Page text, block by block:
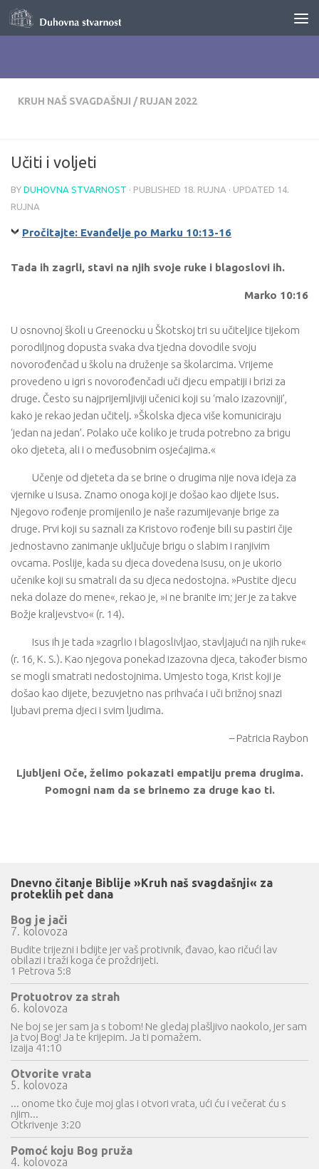
Skip to content
KRUH NAŠ SVAGDAŠNJI / RUJAN 2022
Učiti i voljeti
BY DUHOVNA STVARNOST · PUBLISHED 18. RUJNA · UPDATED 14.
RUJNA
Pročitajte: Evanđelje po Marku 10:13-16
Tada ih zagrli, stavi na njih svoje ruke i blagoslovi ih.
Marko 10:16
U osnovnoj školi u Greenocku u Škotskoj tri su učiteljice tijekom
porodiljnog dopusta svaka dva tjedna dovodile svoju
novorođenčad u školu na druženje sa školarcima. Vrijeme
provedeno u igri s novorođenčadi uči djecu empatiji i brizi za
druge. Često su najprijemljiviji učenici koji su ‘malo izazovniji’,
kako je rekao jedan učitelj. »Školska djeca više komuniciraju
‘jedan na jedan’. Polako uče koliko je truda potrebno za brigu
oko djeteta, ali i o međusobnim osjećajima.«
Učenje od djeteta da se brine o drugima nije nova ideja za
vjernike u Isusa. Znamo onoga koji je došao kao dijete Isus.
Njegovo rođenje promijenilo je naše razumijevanje brige za
druge. Prvi koji su saznali za Kristovo rođenje bili su pastiri čije
jednostavno zanimanje uključuje brigu o slabim i ranjivim
ovcama. Poslije, kada su djeca dovedena Isusu, on je ukorio
učenike koji su smatrali da su djeca nedostojna. »Pustite djecu
neka dolaze do mene«, rekao je, »i ne branite im; jer je za takve
Božje kraljevstvo« (r. 14).
Isus ih je tada »zagrlio i blagoslivljao, stavljajući na njih ruke«
(r. 16, K. S.). Kao njegova ponekad izazovna djeca, također bismo
se mogli smatrati nedostojnima. Umjesto toga, Krist koji je
došao kao dijete, bezuvjetno nas prihvaća i uči brižnoj snazi
ljubavi prema djeci i svim ljudima.
– Patricia Raybon
Ljubljeni Oče, želimo pokazati empatiju prema drugima.
Pomogni nam da se brinemo za druge kao ti.
Dnevno čitanje Biblije »Kruh naš svagdašnji« za
proteklih pet dana
Bog je jači
7. kolovoza
Budite trijezni i bdijte jer vaš protivnik, đavao, kao ričući lav
obilazi i traži koga će proždrijeti.
1 Petrova 5:8
Protuotrov za strah
6. kolovoza
Ne boj se jer sam ja s tobom! Ne gledaj plašljivo naokolo, jer sam
ja tvoj Bog! Ja te krijepim. Ja ti pomažem.
Izaija 41:10
Otvorite vrata
5. kolovoza
... onome tko čuje moj glas i otvori vrata, ući ću i večerat ću s
njim...
Otkrivenje 3:20
Pomoć koju Bog pruža
4. kolovoza